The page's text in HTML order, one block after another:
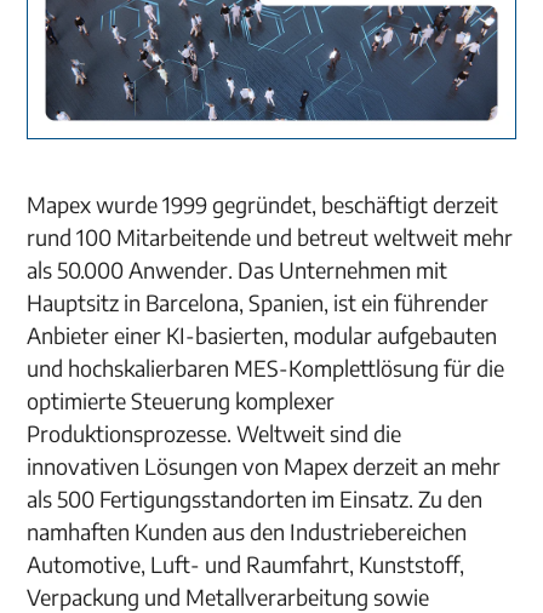
Mapex wurde 1999 gegründet, beschäftigt derzeit
rund 100 Mitarbeitende und betreut weltweit mehr
als 50.000 Anwender. Das Unternehmen mit
Hauptsitz in Barcelona, Spanien, ist ein führender
Anbieter einer KI-basierten, modular aufgebauten
und hochskalierbaren MES-Komplettlösung für die
optimierte Steuerung komplexer
Produktionsprozesse. Weltweit sind die
innovativen Lösungen von Mapex derzeit an mehr
als 500 Fertigungsstandorten im Einsatz. Zu den
namhaften Kunden aus den Industriebereichen
Automotive, Luft- und Raumfahrt, Kunststoff,
Verpackung und Metallverarbeitung sowie